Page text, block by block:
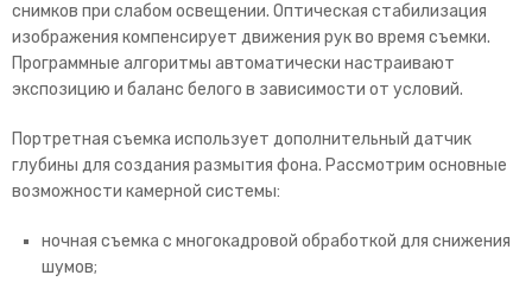
снимков при слабом освещении. Оптическая стабилизация
изображения компенсирует движения рук во время съемки.
Программные алгоритмы автоматически настраивают
экспозицию и баланс белого в зависимости от условий.
Портретная съемка использует дополнительный датчик
глубины для создания размытия фона. Рассмотрим основные
возможности камерной системы:
ночная съемка с многокадровой обработкой для снижения
шумов;